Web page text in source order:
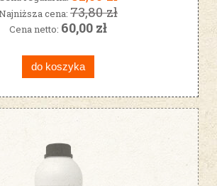
cena: 73,80 zł
Cena netto: 60,00 zł
do koszyka